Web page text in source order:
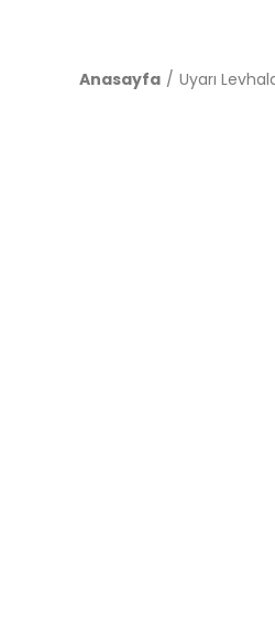
Anasayfa Uyarı